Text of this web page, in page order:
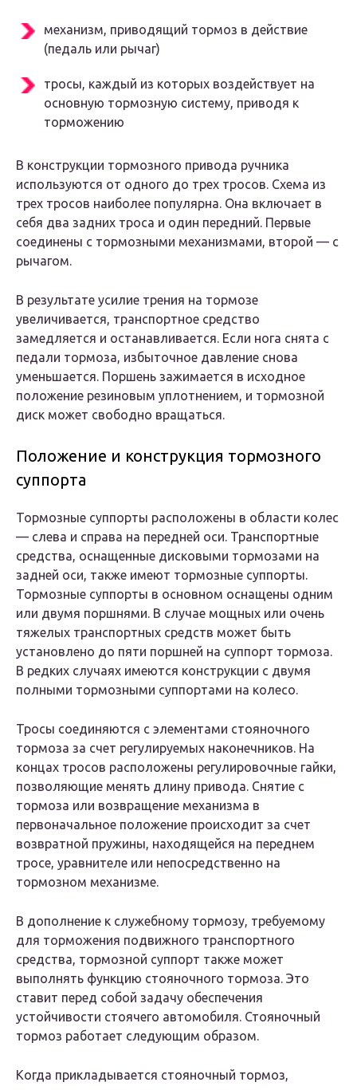
механизм, приводящий тормоз в действие
(педаль или рычаг)
тросы, каждый из которых воздействует на
основную тормозную систему, приводя к
торможению
В конструкции тормозного привода ручника
используются от одного до трех тросов. Схема из
трех тросов наиболее популярна. Она включает в
себя два задних троса и один передний. Первые
соединены с тормозными механизмами, второй — с
рычагом.
В результате усилие трения на тормозе
увеличивается, транспортное средство
замедляется и останавливается. Если нога снята с
педали тормоза, избыточное давление снова
уменьшается. Поршень зажимается в исходное
положение резиновым уплотнением, и тормозной
диск может свободно вращаться.
Положение и конструкция тормозного
суппорта
Тормозные суппорты расположены в области колес
— слева и справа на передней оси. Транспортные
средства, оснащенные дисковыми тормозами на
задней оси, также имеют тормозные суппорты.
Тормозные суппорты в основном оснащены одним
или двумя поршнями. В случае мощных или очень
тяжелых транспортных средств может быть
установлено до пяти поршней на суппорт тормоза.
В редких случаях имеются конструкции с двумя
полными тормозными суппортами на колесо.
Тросы соединяются с элементами стояночного
тормоза за счет регулируемых наконечников. На
концах тросов расположены регулировочные гайки,
позволяющие менять длину привода. Снятие с
тормоза или возвращение механизма в
первоначальное положение происходит за счет
возвратной пружины, находящейся на переднем
тросе, уравнителе или непосредственно на
тормозном механизме.
В дополнение к служебному тормозу, требуемому
для торможения подвижного транспортного
средства, тормозной суппорт также может
выполнять функцию стояночного тормоза. Это
ставит перед собой задачу обеспечения
устойчивости стоячего автомобиля. Стояночный
тормоз работает следующим образом.
Когда прикладывается стояночный тормоз,